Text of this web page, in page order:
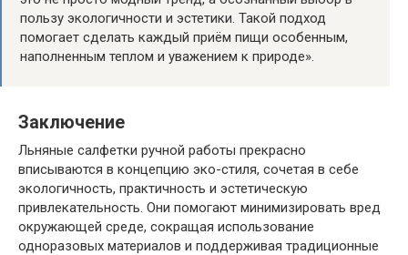
пользу экологичности и эстетики. Такой подход
помогает сделать каждый приём пищи особенным,
наполненным теплом и уважением к природе».
Заключение
Льняные салфетки ручной работы прекрасно
вписываются в концепцию эко-стиля, сочетая в себе
экологичность, практичность и эстетическую
привлекательность. Они помогают минимизировать вред
окружающей среде, сокращая использование
одноразовых материалов и поддерживая традиционные